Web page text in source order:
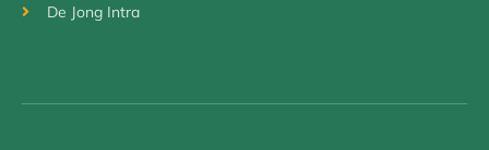
De Jong Intra